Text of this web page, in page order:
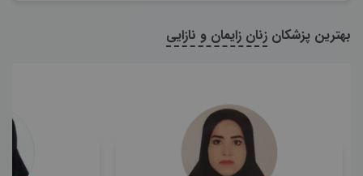
بهترین پزشکان زنان زایمان و نازایی